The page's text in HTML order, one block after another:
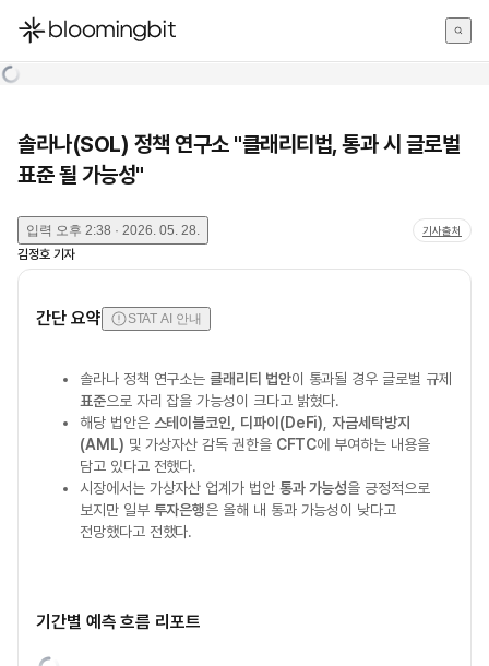
한국어
솔라나(SOL) 정책 연구소 "클래리티법, 통과 시 글로벌
표준 될 가능성"
입력 오후 2:38 · 2026. 05. 28. 기사출처
김정호 기자
간단 요약 STAT AI 안내
솔라나 정책 연구소는클래리티 법안이 통과될 경우 글로벌 규제
표준으로 자리 잡을 가능성이 크다고 밝혔다.
해당 법안은 스테이블코인 디파이(DeFi) ,자금세탁방지
(AML) 및 가상자산 감독 권한을 CFTC에 부여하는 내용을
담고 있다고 전했다.
시장에서는 가상자산 업계가 법안 통과 가능성을 긍정적으로
보지만 일부 투자은행은 올해 내 통과 가능성이 낮다고
전망했다고 전했다.
기간별 예측 흐름 리포트